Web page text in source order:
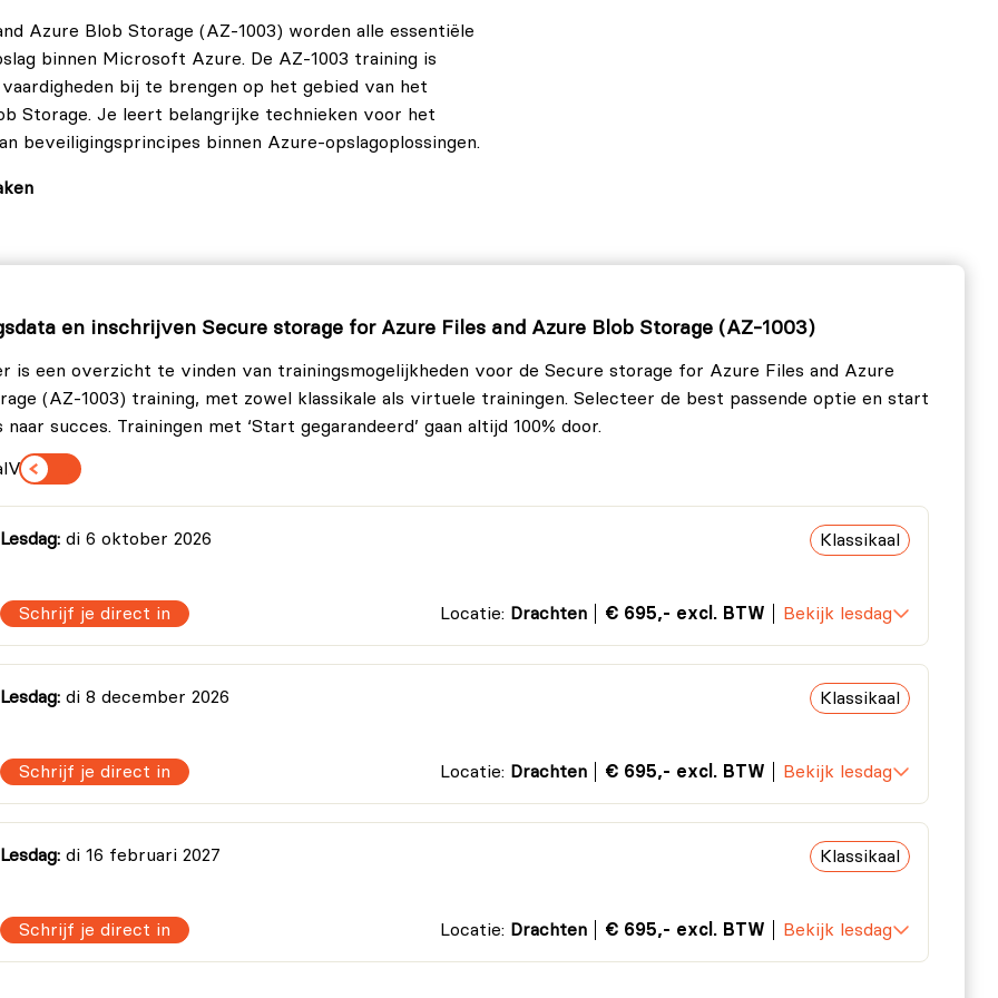
Azure Blob Storage (AZ-1003) worden alle essentiële
binnen Microsoft Azure. De AZ-1003 training is
bij te brengen op het gebied van het
Storage. Je leert belangrijke technieken voor het
beveiligingsprincipes binnen Azure-opslagoplossingen.
aanmaken met de juiste opties voor jouw
account.
te maken van Azure Portal.
Azure Blob Storage, inclusief lagen en
en inschrijven Secure storage for Azure Files and Azure Blob Storage (AZ-1003)
is een overzicht te vinden van trainingsmogelijkheden voor de Secure storage for Azure Files and Azure
(AZ-1003) training, met zowel klassikale als virtuele trainingen. Selecteer de best passende optie en start
naar succes. Trainingen met ‘Start gegarandeerd’ gaan altijd 100% door.
Virtueel
Lesdag: di 6 oktober 2026 Klassikaal
Schrijf je direct in Locatie: Drachten € 695,- excl. BTW Bekijk lesdag
Lesdag: di 8 december 2026 Klassikaal
Schrijf je direct in Locatie: Drachten € 695,- excl. BTW Bekijk lesdag
Lesdag: di 16 februari 2027 Klassikaal
Schrijf je direct in Locatie: Drachten € 695,- excl. BTW Bekijk lesdag